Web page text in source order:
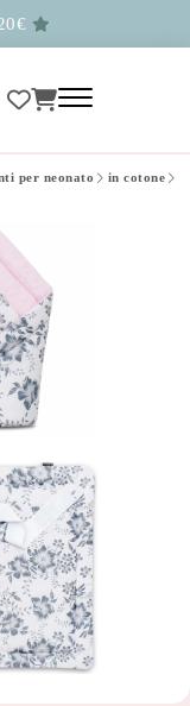
per neonato in cotone